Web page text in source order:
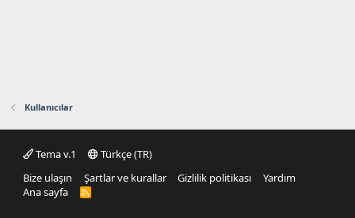
Kullanıcılar
Tema v.1
Türkçe (TR)
Bize ulaşın
Şartlar ve kurallar Gizlilik politikası
Yardım
Ana sayfa
R